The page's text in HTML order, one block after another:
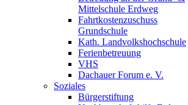
Mittelschule Erdweg
Fahrtkostenzuschuss
Grundschule
Kath. Landvolkshochschule
Ferienbetreuung
VHS
Dachauer Forum e. V.
Soziales
Bürgerstiftung